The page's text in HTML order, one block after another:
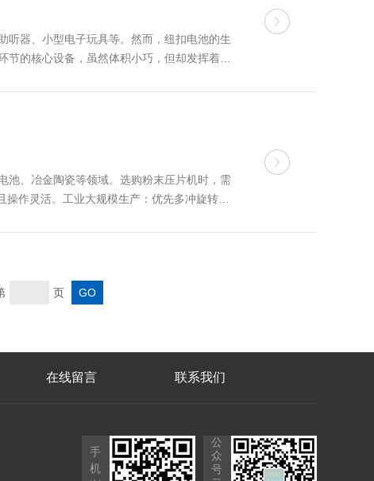
听器、小型电子玩具等。然而，纽扣电池的生
的核心设备，虽然体积小巧，但却发挥着巨
池、冶金陶瓷等领域。选购粉末压片机时，需
作灵活。工业大规模生产：优先多冲旋转式
页
在线留言 联系我们
手
机
公
众
号